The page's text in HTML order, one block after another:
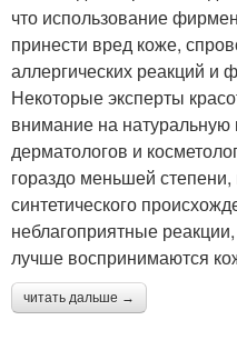
что использование
принести вред коже,
аллергических реакций и
Некоторые эксперты
внимание на
дерматологов и
гораздо меньшей
синтетического
неблагоприятные
лучше воспринимаются
читать дальше →